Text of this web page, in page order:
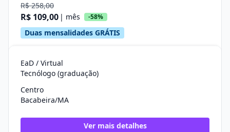
R$ 258,00
R$ 109,00 | mês -58%
Duas mensalidades GRÁTIS
EaD / Virtual
Tecnólogo (graduação)
Centro
Bacabeira/MA
Ver mais detalhes